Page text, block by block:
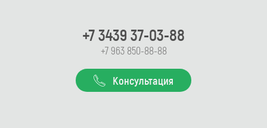
+7 3439 37-03-88
+7 963 850-88-88
Консультация